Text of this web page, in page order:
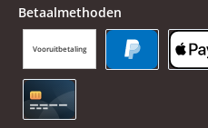
Betaalmethoden
Vooruitbetaling